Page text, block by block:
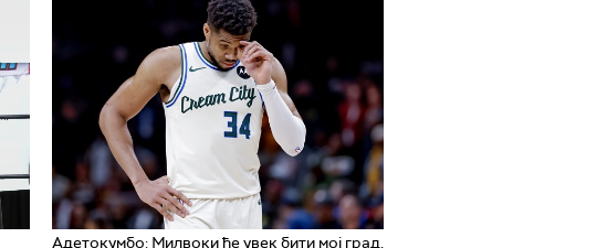
Адетокумбо: Милвоки ће увек бити мој град,